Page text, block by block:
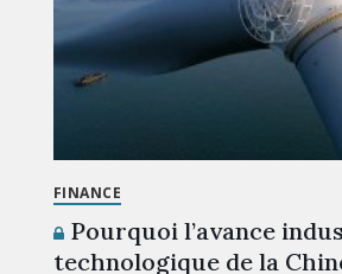
FINANCE
Pourquoi l’avance
technologique de la